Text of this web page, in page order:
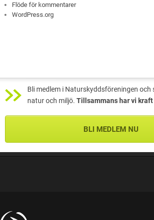
Flöde för kommentarer
WordPress.org
Bli medlem i Naturskyddsföreningen
natur och miljö. Tillsammans har vi
BLI MEDLEM NU